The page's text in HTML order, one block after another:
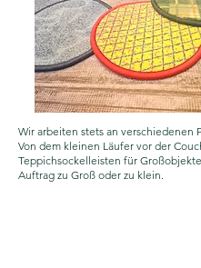
Wir arbeiten stets an verschiedenen
Von dem kleinen Läufer vor der
Teppichsockelleisten für
Auftrag zu Groß oder zu klein.